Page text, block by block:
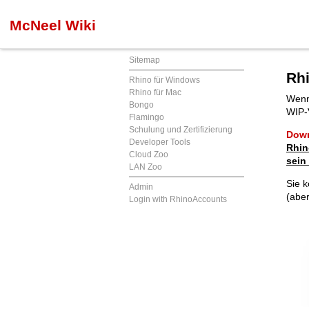
McNeel Wiki
Sitemap
Rhino für Windows
Rhino für Mac
Bongo
Flamingo
Schulung und Zertifizierung
Developer Tools
Cloud Zoo
LAN Zoo
Admin
Login with RhinoAccounts
sein
Sie